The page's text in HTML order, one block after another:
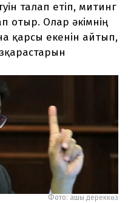
талап етіп, митинг
отыр. Олар әкімнің
қарсы екенін айтып,
Фото: ашық дереккөз